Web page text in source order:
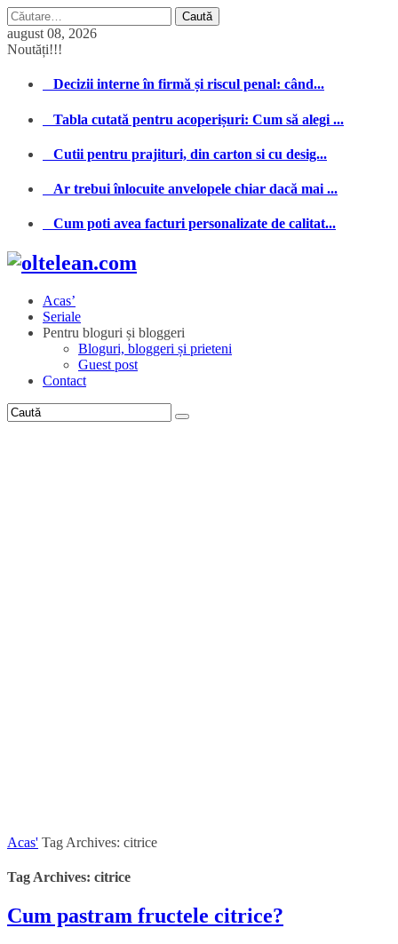
Caută
după:
august 08, 2026
Noutăți!!!
Decizii interne în firmă și riscul penal: când...
Tabla cutată pentru acoperișuri: Cum să alegi ...
Cutii pentru prajituri, din carton si cu desig...
Ar trebui înlocuite anvelopele chiar dacă mai ...
Cum poti avea facturi personalizate de calitat...
Acas’
Seriale
Pentru bloguri și bloggeri
Bloguri, bloggeri și prieteni
Guest post
Contact
Acas' Tag Archives: citrice
Tag Archives: citrice
Cum pastram fructele citrice?